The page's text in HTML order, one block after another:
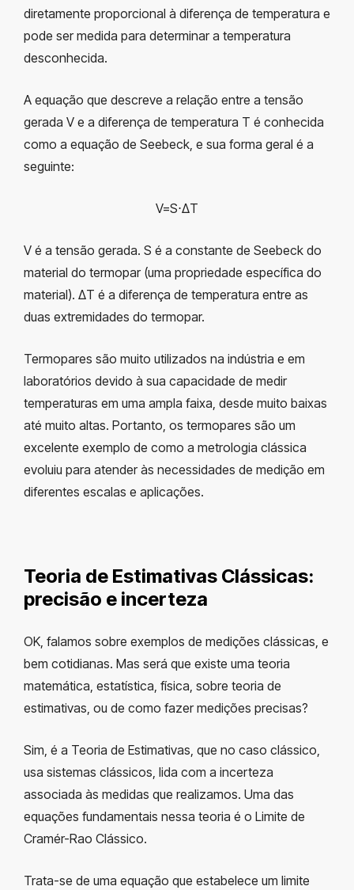
diretamente proporcional à diferença de temperatura e
pode ser medida para determinar a temperatura
desconhecida.
A equação que descreve a relação entre a tensão
gerada V e a diferença de temperatura T é conhecida
como a equação de Seebeck, e sua forma geral é a
seguinte:
V=S⋅ΔT
V é a tensão gerada. S é a constante de Seebeck do
material do termopar (uma propriedade específica do
material). ΔT é a diferença de temperatura entre as
duas extremidades do termopar.
Termopares são muito utilizados na indústria e em
laboratórios devido à sua capacidade de medir
temperaturas em uma ampla faixa, desde muito baixas
até muito altas. Portanto, os termopares são um
excelente exemplo de como a metrologia clássica
evoluiu para atender às necessidades de medição em
diferentes escalas e aplicações.
Teoria de Estimativas Clássicas:
precisão e incerteza
OK, falamos sobre exemplos de medições clássicas, e
bem cotidianas. Mas será que existe uma teoria
matemática, estatística, física, sobre teoria de
estimativas, ou de como fazer medições precisas?
Sim, é a Teoria de Estimativas, que no caso clássico,
usa sistemas clássicos, lida com a incerteza
associada às medidas que realizamos. Uma das
equações fundamentais nessa teoria é o Limite de
Cramér-Rao Clássico.
Trata-se de uma equação que estabelece um limite